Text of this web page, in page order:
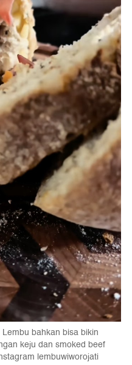
bahkan bisa bikin
keju dan smoked beef
lembuwiworojati